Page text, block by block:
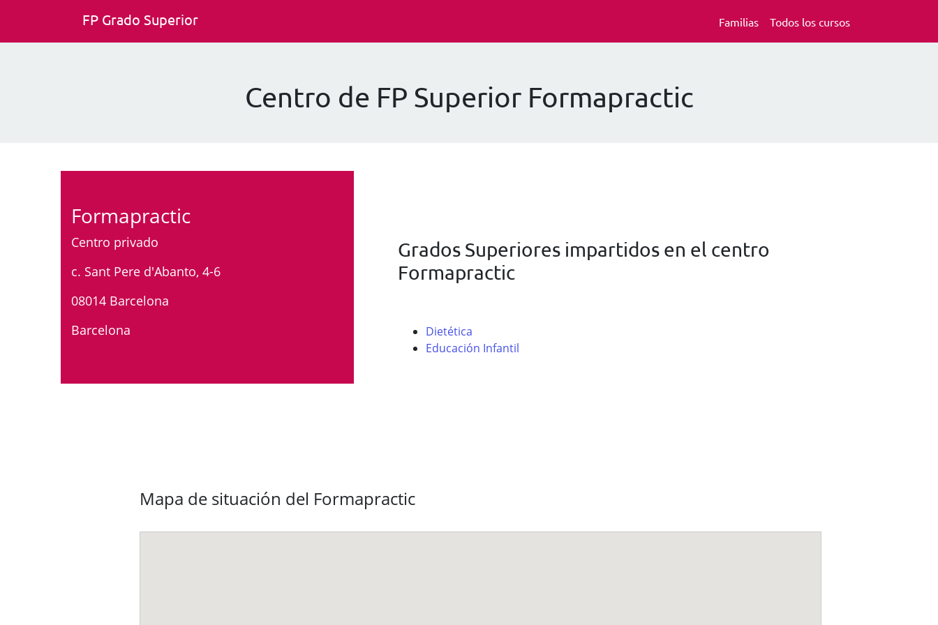
FP Grado Superior Familias Todos los cursos
Centro de FP Superior Formapractic
Formapractic
Centro privado
c. Sant Pere d'Abanto, 4-6
08014 Barcelona
Barcelona
Grados Superiores impartidos en el centro
Formapractic
Dietética
Educación Infantil
Mapa de situación del Formapractic